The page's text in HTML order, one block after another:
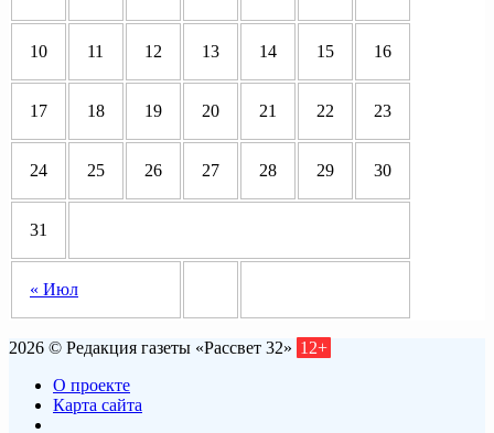
« Июл
10 11 12 13 14 15 16
17 18 19 20 21 22 23
24 25 26 27 28 29 30
31
2026 © Редакция газеты «Рассвет 32» 12+
О проекте
Карта сайта